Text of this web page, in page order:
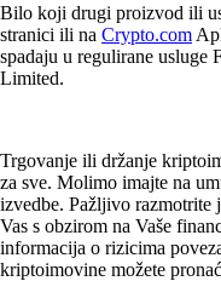
Bilo koji drugi proizvod ili
stranici ili na Crypto.com
spadaju u regulirane
Limited.
Trgovanje ili držanje
za sve. Molimo imajte na
izvedbe. Pažljivo
Vas s obzirom na Vaše
informacija o rizicima
kriptoimovine možete